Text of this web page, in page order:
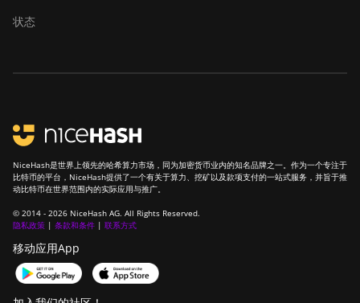
状态
NiceHash是世界上领先的哈希算力市场，同为加密货币业内的知名品牌之一。作为一个专注于
比特币的平台，NiceHash提供了一个有关于算力、挖矿以及款项支付的一站式服务，并旨于推
动比特币在世界范围内的实际应用与推广。
© 2014 - 2026 NiceHash AG. All Rights Reserved.
隐私政策 | 条款和条件 | 联系方式
移动应用App